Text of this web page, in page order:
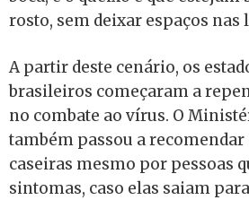
rosto, sem deixar espaços nas
A partir deste cenário, os
brasileiros começaram a
no combate ao vírus. O
também passou a recomendar
caseiras mesmo por pessoas
sintomas, caso elas saiam